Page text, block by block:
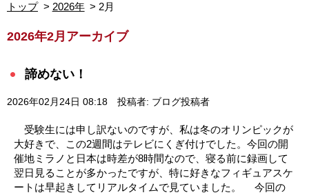
トップ 2026年 2月
2026年2月アーカイブ
諦めない！
2026年02月24日 08:18 投稿者: ブログ投稿者
受験生には申し訳ないのですが、私は冬のオリンピックが
大好きで、この2週間はテレビにくぎ付けでした。今回の開
催地ミラノと日本は時差が8時間なので、寝る前に録画して
翌日見ることが多かったですが、特に好きなフィギュアスケ
ートは早起きしてリアルタイムで見ていました。 今回の